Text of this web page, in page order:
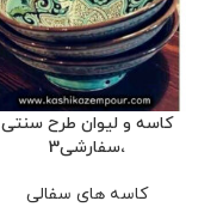
کاسه و لیوان طرح سنتی
،سفارشی3
کاسه های سفالی